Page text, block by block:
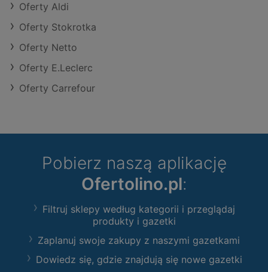
Oferty Aldi
Oferty Stokrotka
Oferty Netto
Oferty E.Leclerc
Oferty Carrefour
Pobierz naszą aplikację
Ofertolino.pl:
Filtruj sklepy według kategorii i przeglądaj
produkty i gazetki
Zaplanuj swoje zakupy z naszymi gazetkami
Dowiedz się, gdzie znajdują się nowe gazetki